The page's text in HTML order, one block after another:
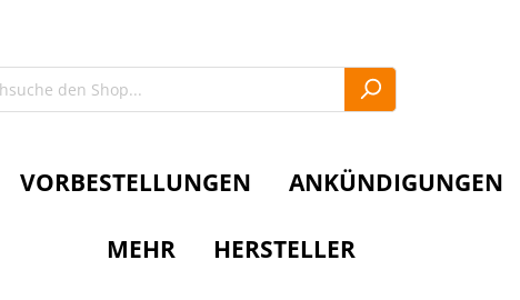
VORBESTELLUNGEN ANKÜNDIGUNGEN
MEHR HERSTELLER